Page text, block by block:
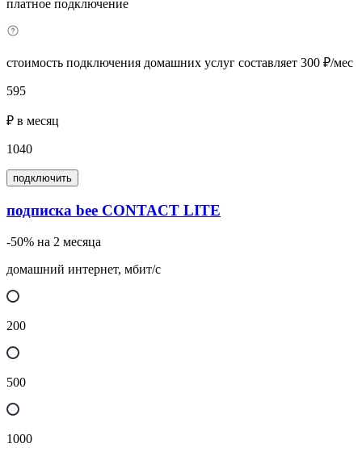
платное подключение
стоимость подключения домашних услуг составляет 300 ₽/мес
595
₽ в месяц
1040
подключить
подписка bee CONTACT LITE
-50% на 2 месяца
домашний интернет, мбит/с
200
500
1000